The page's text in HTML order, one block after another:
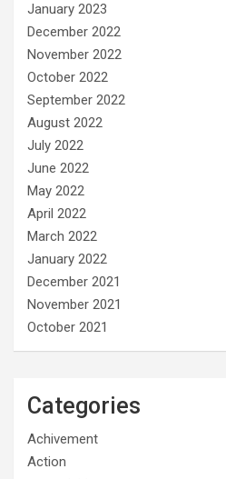
January 2023
December 2022
November 2022
October 2022
September 2022
August 2022
July 2022
June 2022
May 2022
April 2022
March 2022
January 2022
December 2021
November 2021
October 2021
Categories
Achivement
Action